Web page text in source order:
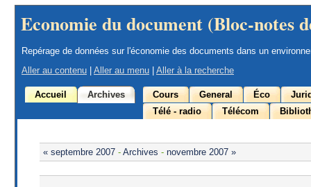
Economie du document (Bloc-notes
Repérage de données sur l'économie des documents dans un
Aller au contenu
Aller au menu Aller à la recherche
Accueil Archives Cours General Éco
Télé - radio
Télécom
« septembre 2007- Archives - novembre 2007 »